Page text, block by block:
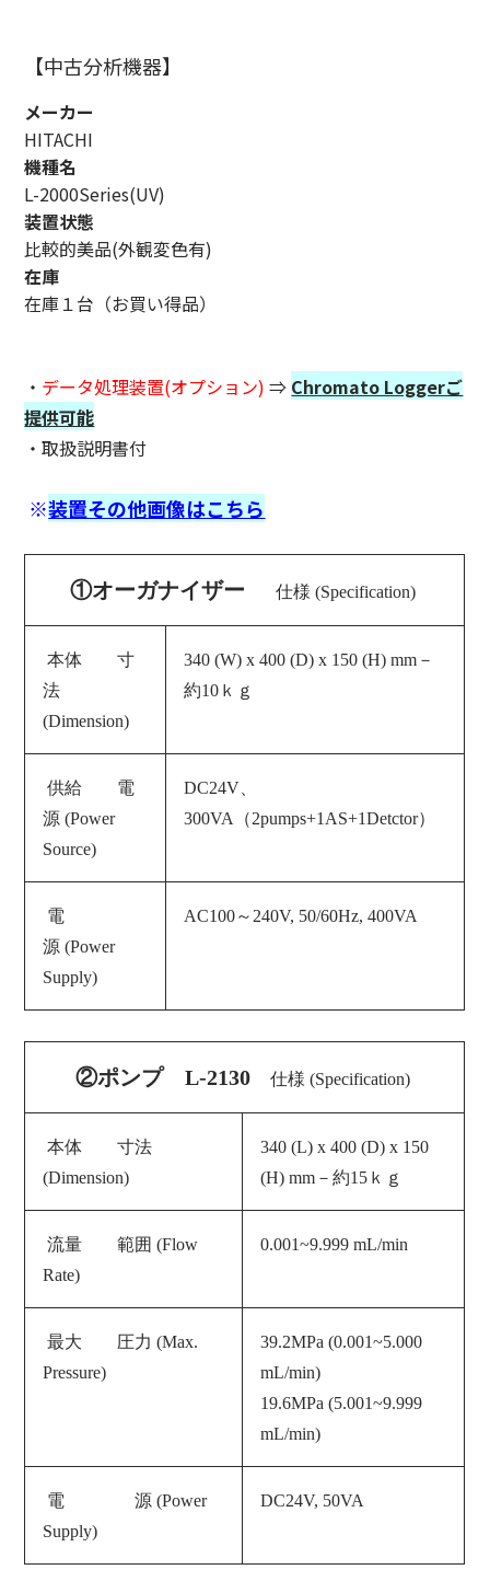
【中古分析機器】
メーカー
HITACHI
機種名
L-2000Series(UV)
装置状態
比較的美品(外観変色有)
在庫
在庫１台（お買い得品）
・ データ処理装置(オプション) ⇒ Chromato Loggerご
提供可能
・取扱説明書付
※装置その他画像はこちら
①オーガナイザー 仕様 (Specification)
本体 寸
法
(Dimension)
340 (W) x 400 (D) x 150 (H) mm－
約10ｋｇ
供給 電
源 (Power
Source)
DC24V、
300VA（2pumps+1AS+1Detctor）
電
源 (Power
Supply)
AC100～240V, 50/60Hz, 400VA
②ポンプ L-2130 仕様 (Specification)
本体 寸法
(Dimension)
340 (L) x 400 (D) x 150
(H) mm－約15ｋｇ
流量 範囲 (Flow
Rate)
0.001~9.999 mL/min
最大 圧力 (Max.
Pressure)
39.2MPa (0.001~5.000
mL/min)
19.6MPa (5.001~9.999
mL/min)
電 源 (Power
Supply)
DC24V, 50VA